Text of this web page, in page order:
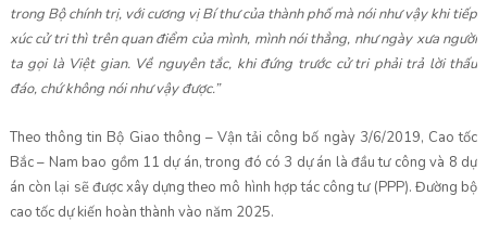
trong Bộ chính trị, với cương vị Bí thư của thành phố mà nói như vậy khi tiếp
xúc cử tri thì trên quan điểm của mình, mình nói thẳng, như ngày xưa người
ta gọi là Việt gian. Về nguyên tắc, khi đứng trước cử tri phải trả lời thấu
đáo, chứ không nói như vậy được.”
Theo thông tin Bộ Giao thông – Vận tải công bố ngày 3/6/2019, Cao tốc
Bắc – Nam bao gồm 11 dự án, trong đó có 3 dự án là đầu tư công và 8 dự
án còn lại sẽ được xây dựng theo mô hình hợp tác công tư (PPP). Đường bộ
cao tốc dự kiến hoàn thành vào năm 2025.